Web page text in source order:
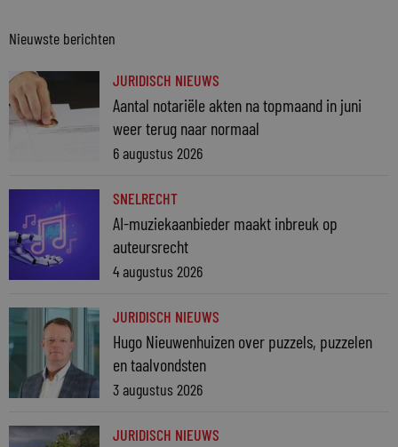
Nieuwste berichten
JURIDISCH NIEUWS
Aantal notariële akten na topmaand in juni
weer terug naar normaal
6 augustus 2026
SNELRECHT
AI-muziekaanbieder maakt inbreuk op
auteursrecht
4 augustus 2026
JURIDISCH NIEUWS
Hugo Nieuwenhuizen over puzzels, puzzelen
en taalvondsten
3 augustus 2026
JURIDISCH NIEUWS